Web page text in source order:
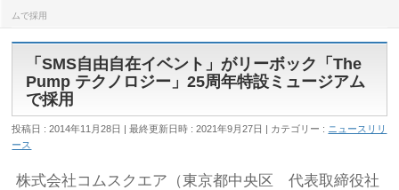
ムで採用
「SMS自由自在イベント」がリーボック「The
Pump テクノロジー」25周年特設ミュージアム
で採用
投稿日 : 2014年11月28日 最終更新日時 : 2021年9月27日 カテゴリー : ニュースリリ
ース
株式会社コムスクエア（東京都中央区 代表取締役社